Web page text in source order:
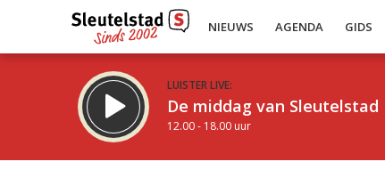
NIEUWS AGENDA GIDS
LUISTER LIVE:
De middag van Sleutelstad
12.00 - 18.00 uur